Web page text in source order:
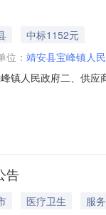
中标1152元
位： 靖安县宝峰镇人
镇人民政府二、供
、联系方式1、采购
告
医疗卫生
服务